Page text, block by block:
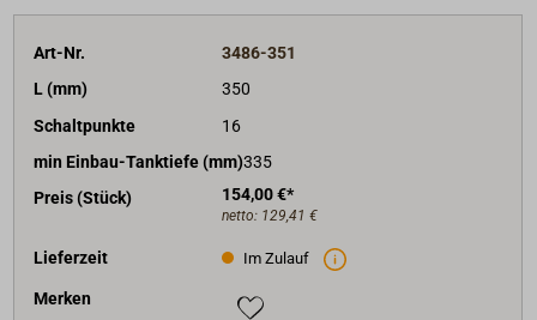
Art-Nr.
3486-351
L (mm)
350
Schaltpunkte
16
min Einbau-Tanktiefe (mm)335
Preis (Stück)
154,00 €*
netto: 129,41 €
Lieferzeit Im Zulauf
Merken